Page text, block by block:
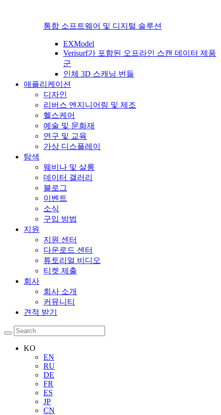
통합 소프트웨어 및 디지털 솔루션
EXModel
Verisurf가 포함된 오프라인 스캔 데이터 제품
군
인체 3D 스캐닝 번들
애플리케이션
디자인
리버스 엔지니어링 및 제조
헬스케어
예술 및 문화재
연구 및 교육
가상 디스플레이
탐색
웨비나 및 살롱
데이터 갤러리
블로그
이벤트
소식
구입 방법
지원
지원 센터
다운로드 센터
튜토리얼 비디오
티켓 제출
회사
회사 소개
커뮤니티
견적 받기
KO
EN
RU
DE
FR
ES
JP
CN